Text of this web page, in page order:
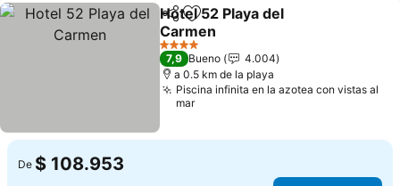
CompartirAgregar a favoritos
Hotel 52 Playa del
Carmen
Ver precios
4 Estrellas
7,9 Bueno
4.004
a 0.5 km de la playa
Piscina infinita en la azotea con vistas al
mar
De $ 108.953